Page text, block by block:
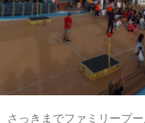
さっきまでファミリープ